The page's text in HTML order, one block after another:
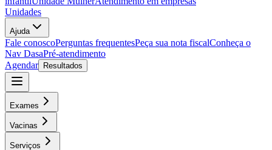
Unidades
Ajuda
Fale conoscoPerguntas frequentesPeça sua nota fiscalConheça o
Nav DasaPré-atendimento
Agendar
Resultados
Exames
Vacinas
Serviços